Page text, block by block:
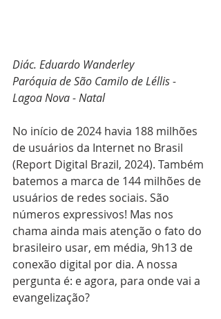
Diác. Eduardo Wanderley
Paróquia de São Camilo de Léllis -
Lagoa Nova - Natal
No início de 2024 havia 188 milhões
de usuários da Internet no Brasil
(Report Digital Brazil, 2024). Também
batemos a marca de 144 milhões de
usuários de redes sociais. São
números expressivos! Mas nos
chama ainda mais atenção o fato do
brasileiro usar, em média, 9h13 de
conexão digital por dia. A nossa
pergunta é: e agora, para onde vai a
evangelização?